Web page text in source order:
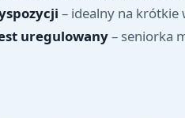
– idealny na krótkie
uregulowany– seniorka